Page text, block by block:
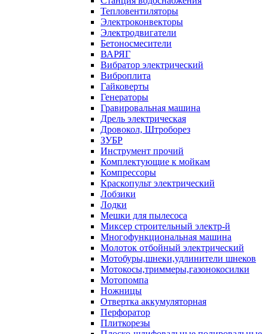
Тепловентиляторы
Электроконвекторы
Электродвигатели
Бетоносмесители
ВАРЯГ
Вибратор электрический
Виброплита
Гайковерты
Генераторы
Гравировальная машина
Дрель электрическая
Дровокол, Штроборез
ЗУБР
Инструмент прочий
Комплектующие к мойкам
Компрессоры
Краскопульт электрический
Лобзики
Лодки
Мешки для пылесоса
Миксер строительный электр-й
Многофункциональная машина
Молоток отбойный электрический
Мотобуры,шнеки,удлинители шнеков
Мотокосы,триммеры,газонокосилки
Мотопомпа
Ножницы
Отвертка аккумуляторная
Перфоратор
Плиткорезы